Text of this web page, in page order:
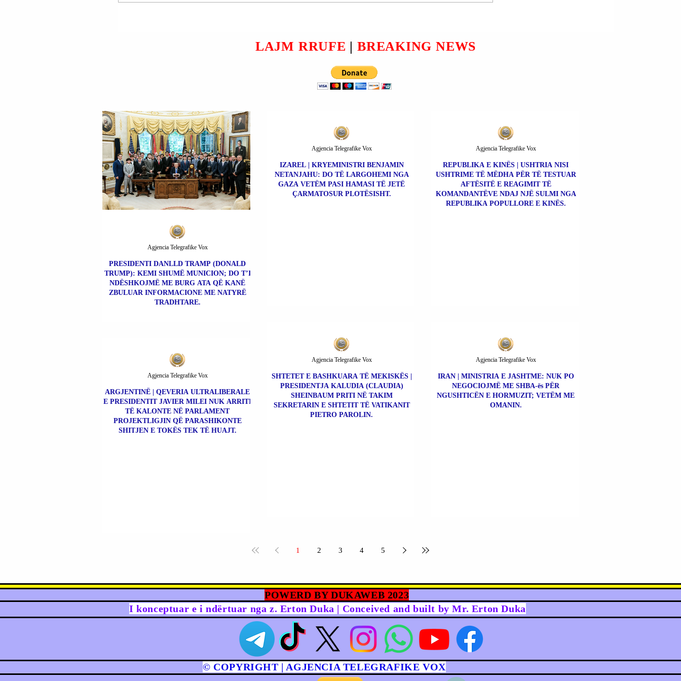
AUTOMOBILISTIK;
LAJM RRUFE | BREAKING NEWS
PRESIDENTI DANLLD TRAMP (DONALD
TRUMP): KEMI SHUMË MUNICION; DO T’I
NDËSHKOJMË ME BURG ATA QË KANË
ZBULUAR INFORMACIONE ME NATYRË
TRADHTARE.
Agjencia Telegrafike Vox
IZAREL | KRYEMINISTRI BENJAMIN
NETANJAHU: DO TË LARGOHEMI NGA
GAZA VETËM PASI HAMASI TË JETË
ÇARMATOSUR PLOTËSISHT.
Agjencia Telegrafike Vox
REPUBLIKA E KINËS | USHTRIA NISI
USHTRIME TË MËDHA PËR TË TESTUAR
AFTËSITË E REAGIMIT TË
KOMANDANTËVE NDAJ NJË SULMI NGA
REPUBLIKA POPULLORE E KINËS.
Agjencia Telegrafike Vox
ARGJENTINË | QEVERIA ULTRALIBERALE
E PRESIDENTIT JAVIER MILEI NUK ARRITI
TË KALONTE NË PARLAMENT
PROJEKTLIGJIN QË PARASHIKONTE
SHITJEN E TOKËS TEK TË HUAJT.
Agjencia Telegrafike Vox
SHTETET E BASHKUARA TË MEKISKËS |
PRESIDENTJA KALUDIA (CLAUDIA)
SHEINBAUM PRITI NË TAKIM
SEKRETARIN E SHTETIT TË VATIKANIT
PIETRO PAROLIN.
Agjencia Telegrafike Vox
IRAN | MINISTRIA E JASHTME: NUK PO
NEGOCIOJMË ME SHBA-ës PËR
NGUSHTICËN E HORMUZIT; VETËM ME
OMANIN.
Agjencia Telegrafike Vox
1 2 3 4 5
POWERD BY DUKAWEB 2023
I konceptuar e i ndërtuar nga z. Erton Duka | Conceived and built by Mr. Erton Duka
© COPYRIGHT | AGJENCIA TELEGRAFIKE VOX